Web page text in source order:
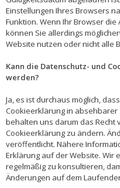
Einstellungen Ihres Browsers
Funktion. Wenn Ihr Browser
können Sie allerdings
Website nutzen oder nicht alle
Kann die Datenschutz- und
werden?
Ja, es ist durchaus möglich,
Cookieerklärung in
behalten uns darum das Recht
Cookieerklärung zu ändern.
veröffentlicht. Nähere
Erklärung auf der Website. Wir
regelmäßig zu konsultieren,
Änderungen auf dem